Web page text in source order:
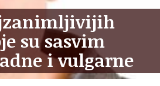
su sasvim
i vulgarne